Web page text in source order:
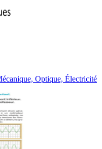
Optique, Électricité